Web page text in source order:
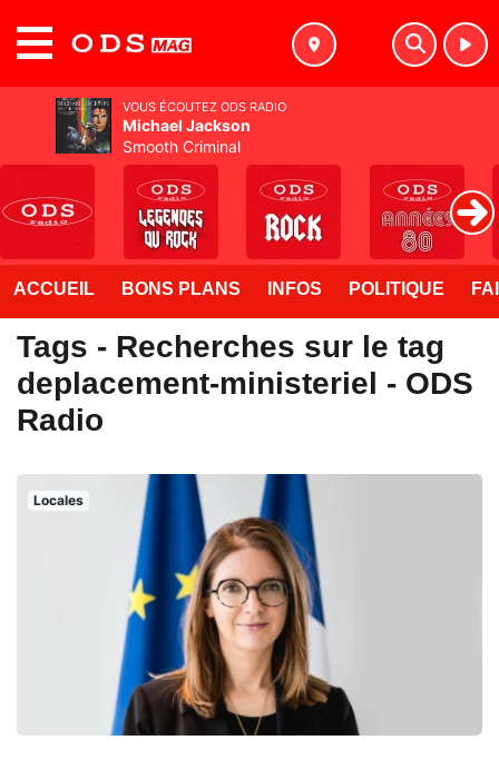
ACCUEIL BONS PLANS INFOS POLITIQUE
Tags - Recherches sur le tag
deplacement-ministeriel - ODS
Radio
Locales
VOUS ÉCOUTEZ ODS RADIO
Michael Jackson
Smooth Criminal